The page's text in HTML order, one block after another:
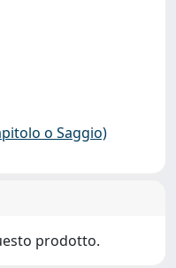
o Saggio)
prodotto.